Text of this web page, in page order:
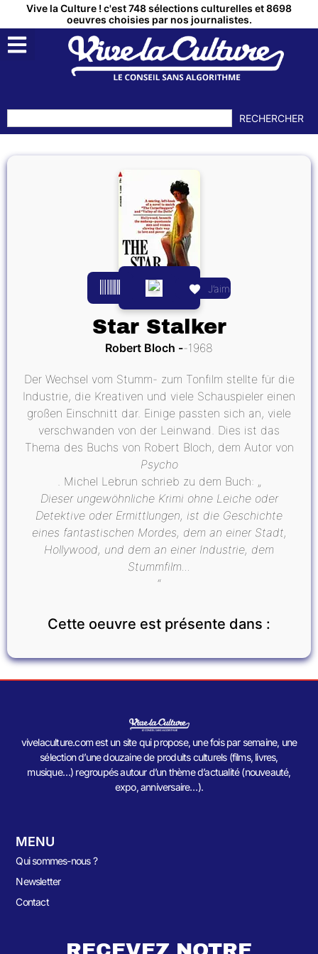
Vive la Culture ! c'est 748 sélections culturelles et 8698
oeuvres choisies par nos journalistes.
RECHERCHER
J’aime
Star Stalker
Robert Bloch 1968
Der Wechsel vom Stumm- zum Tonfilm stellte für die
Industrie, die Kreativen und viele Schauspieler einen
großen Einschnitt dar. Einige passten sich an, viele
verschwanden von der Leinwand. Dies ist das
Thema des Buchs von Robert Bloch, dem Autor von
Psycho
. Michel Lebrun schrieb zu dem Buch: „
Dieser ungewöhnliche Krimi ohne Leiche oder
Detektive oder Ermittlungen, ist die Geschichte
eines fantastischen Mordes, dem an einer Stadt,
Hollywood, und dem an einer Industrie, dem
Stummfilm...
“
Cette oeuvre est présente dans :
vivelaculture.com est un site qui propose, une fois par semaine, une
sélection d’une douzaine de produits culturels (films, livres,
musique…) regroupés autour d’un thème d’actualité (nouveauté,
expo, anniversaire…).
MENU
Qui sommes-nous ?
Newsletter
Contact